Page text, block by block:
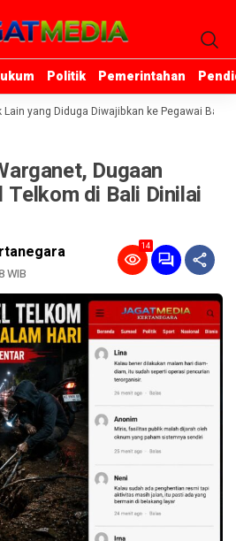
Politik Pemerintahan
Politik Pemerintahan
yang Diduga Diwajibkan ke Pegawai Bank
Dugaan
Telkom di Bali Dinilai
WIB
14